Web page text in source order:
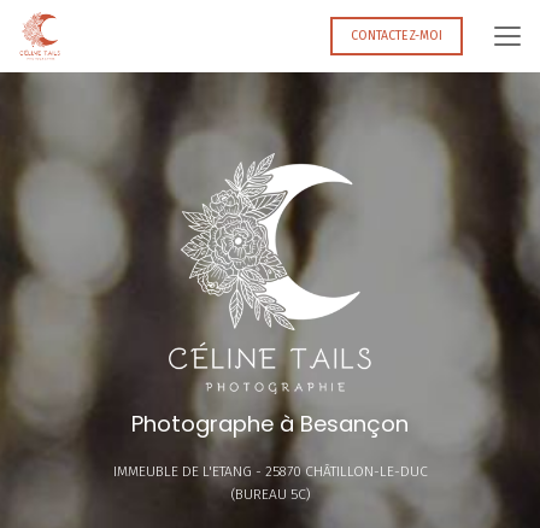
Aller
contenu
CONTACTEZ-MOI
Photographe à Besançon
IMMEUBLE DE L'ETANG - 25870 CHÂTILLON-LE-DUC
(BUREAU 5C)